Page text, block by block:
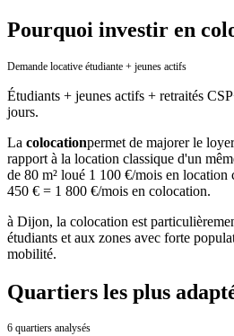
Pourquoi investir en
Demande locative étudiante + jeunes actifs
Étudiants + jeunes actifs + retraités
jours.
La colocationpermet de majorer le
rapport à la location classique d'un
de 80 m² loué 1 100 €/mois en location
450 € = 1 800 €/mois en colocation.
à Dijon, la colocation est
étudiants et aux zones avec forte
mobilité.
Quartiers les plus
6 quartiers analysés